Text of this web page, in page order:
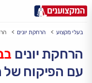
עירעיר: תל אביב, חיפה…
בעלי מקצוע הרחקת יונים
הרחקת יונים
עם הפיקוח של